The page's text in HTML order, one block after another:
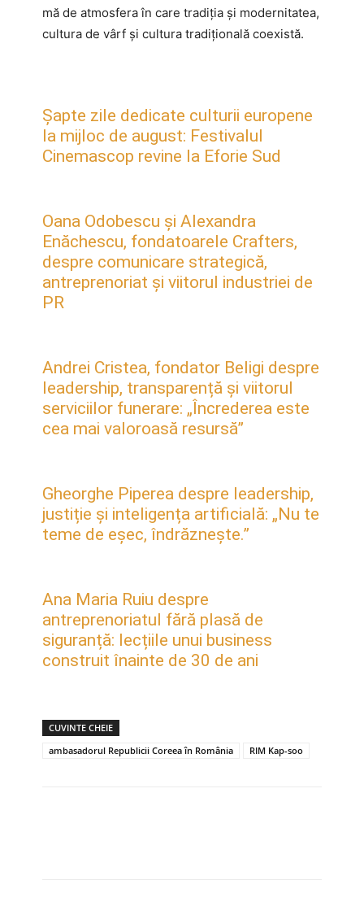
mă de atmosfera în care tradiția și modernitatea,
cultura de vârf și cultura tradițională coexistă.
Șapte zile dedicate culturii europene
la mijloc de august: Festivalul
Cinemascop revine la Eforie Sud
Oana Odobescu și Alexandra
Enăchescu, fondatoarele Crafters,
despre comunicare strategică,
antreprenoriat și viitorul industriei de
PR
Andrei Cristea, fondator Beligi despre
leadership, transparență și viitorul
serviciilor funerare: „Încrederea este
cea mai valoroasă resursă”
Gheorghe Piperea despre leadership,
justiție și inteligența artificială: „Nu te
teme de eșec, îndrăznește.”
Ana Maria Ruiu despre
antreprenoriatul fără plasă de
siguranță: lecțiile unui business
construit înainte de 30 de ani
CUVINTE CHEIE
ambasadorul Republicii Coreea în România
RIM Kap-soo